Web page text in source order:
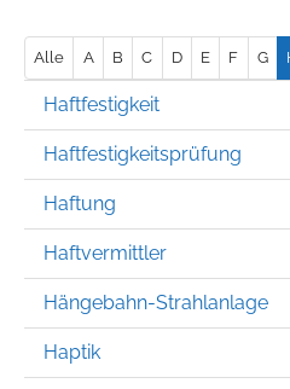
Alle A B C D E F G
Haftfestigkeit
Haftfestigkeitsprüfung
Haftung
Haftvermittler
Hängebahn-Strahlanlage
Haptik